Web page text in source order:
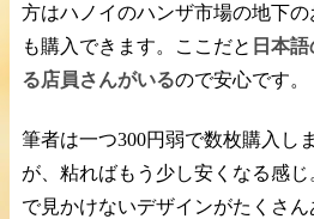
方はハノイのハンザ市場の地下の
も購入できます。ここだと 日本
る店員さんがいるので安心です。
筆者は一つ300円弱で数枚購入し
が、粘ればもう少し安くなる感じ
で見かけないデザインがたくさん